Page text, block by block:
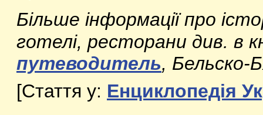
Більше інформації про
готелі, ресторани див. в
путеводитель, Бельско-
[Стаття у: Енциклопедія